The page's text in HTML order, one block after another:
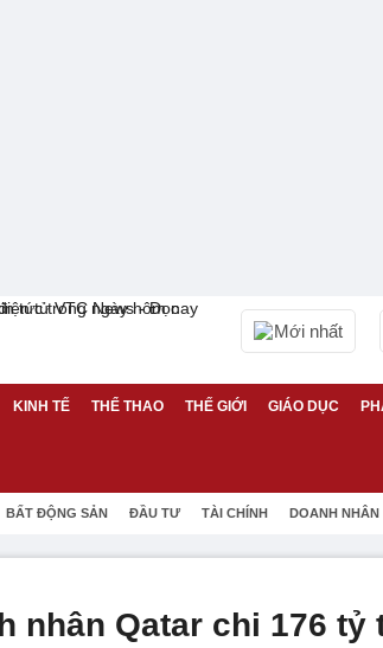
Mới nhất
KINH TẾ THỂ THAO THẾ GIỚI GIÁO DỤC
BẤT ĐỘNG SẢN ĐẦU TƯ TÀI CHÍNH DOANH NHÂN
nhân Qatar chi 176